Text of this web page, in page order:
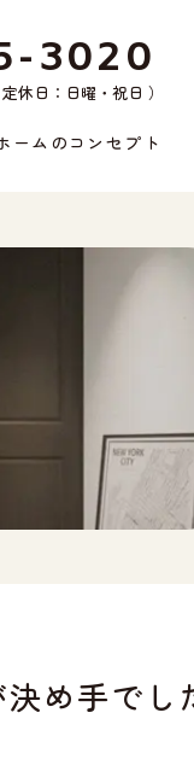
3020
休日：日曜・祝日 ）
ームのコンセプト
め手でし